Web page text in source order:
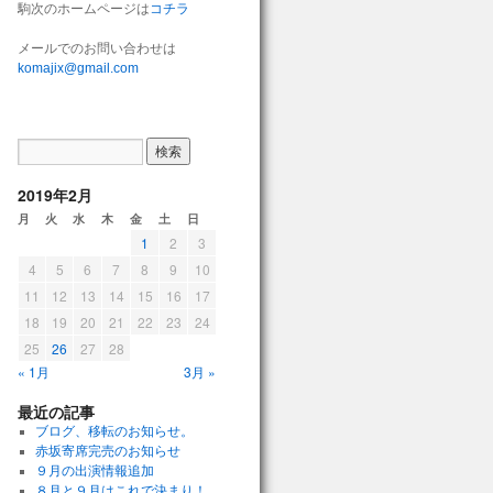
駒次のホームページはコチラ
メールでのお問い合わせは
komajix@gmail.com
2019年2月
月 火 水 木 金 土 日
1 2
3
4
5 6 7 8 9
10
11
12 13 14 15 16
17
18
19 20 21 22 23
24
25
26 27
28
« 1月
3月 »
最近の記事
ブログ、移転のお知らせ。
赤坂寄席完売のお知らせ
９月の出演情報追加